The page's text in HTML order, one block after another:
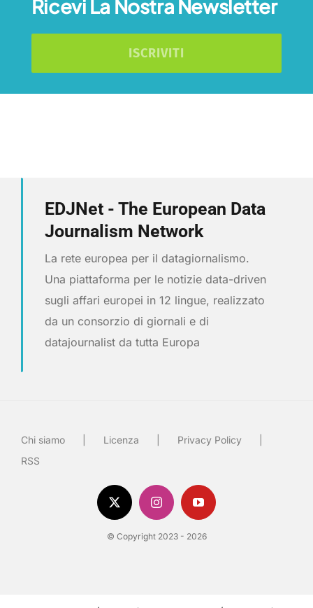
Ricevi La Nostra Newsletter
ISCRIVITI
EDJNet - The European Data
Journalism Network
La rete europea per il datagiornalismo.
Una piattaforma per le notizie data-driven
sugli affari europei in 12 lingue, realizzato
da un consorzio di giornali e di
datajournalist da tutta Europa
Chi siamo Licenza
Privacy Policy
RSS
© Copyright 2023 - 2026